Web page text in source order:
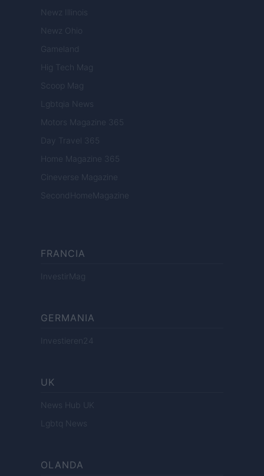
Newz Illinois
Newz Ohio
Gameland
Hig Tech Mag
Scoop Mag
Lgbtqia News
Motors Magazine 365
Day Travel 365
Home Magazine 365
Cineverse Magazine
SecondHomeMagazine
FRANCIA
InvestirMag
GERMANIA
Investieren24
UK
News Hub UK
Lgbtq News
OLANDA